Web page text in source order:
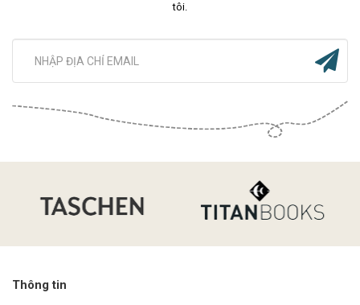
tôi.
Thông tin